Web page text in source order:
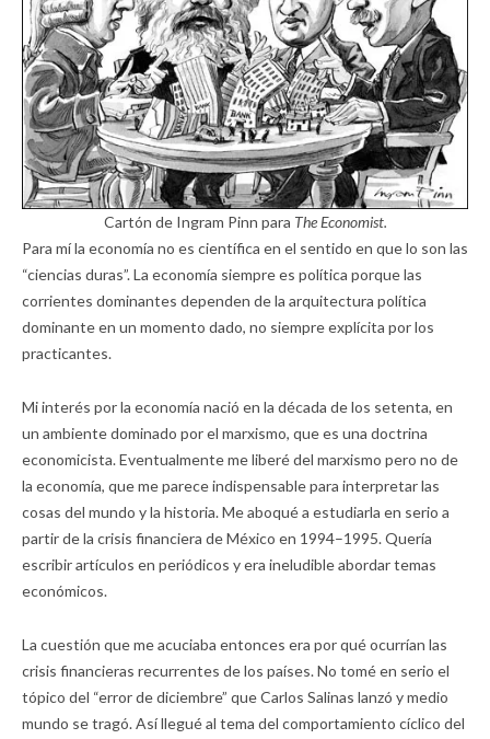
Cartón de Ingram Pinn para The Economist.
Para mí la economía no es científica en el sentido en que lo son las
“ciencias duras”. La economía siempre es política porque las
corrientes dominantes dependen de la arquitectura política
dominante en un momento dado, no siempre explícita por los
practicantes.
Mi interés por la economía nació en la década de los setenta, en
un ambiente dominado por el marxismo, que es una doctrina
economicista. Eventualmente me liberé del marxismo pero no de
la economía, que me parece indispensable para interpretar las
cosas del mundo y la historia. Me aboqué a estudiarla en serio a
partir de la crisis financiera de México en 1994–1995. Quería
escribir artículos en periódicos y era ineludible abordar temas
económicos.
La cuestión que me acuciaba entonces era por qué ocurrían las
crisis financieras recurrentes de los países. No tomé en serio el
tópico del “error de diciembre” que Carlos Salinas lanzó y medio
mundo se tragó. Así llegué al tema del comportamiento cíclico del